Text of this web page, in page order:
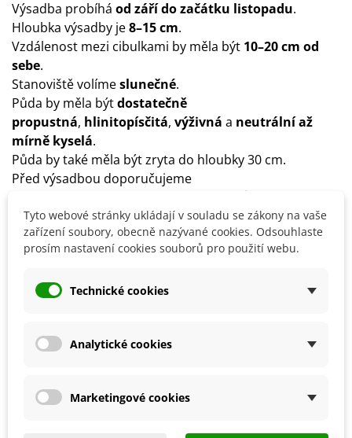
Výsadba probíhá od září dozačátku listopadu.
Hloubka výsadby je8–15 cm.
Vzdálenost mezi cibulkami by měla být 10–20 cm od
sebe.
Stanoviště volímeslunečné.
Půda by měla býtdostatečně
propustná, hlinitopísčitá, výživná a neutrální až
mírně kyselá.
Půda by také měla být zryta do hloubky 30 cm.
Před výsadbou doporučujeme
proleželý hnůj
Rostlina vyžadujedostatečně vlhkou půdu, přílišné
sucho ji může oslabit.
Odštípne se květní stonek a rostlina se nechá
zcela
Cibulky se vyjmou z půdy, osuší se a
papírových sáčcích na suchém vzdušném místě
Tyto webové stránky ukládají v souladu se zákony na vaše
zařízení soubory, obecně nazývané cookies. Odsouhlaste
prosím nastavení cookies souborů pro použití webu.
Technické cookies
Analytické cookies
Marketingové cookies